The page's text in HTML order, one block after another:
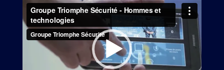
Lecteur
vidéo